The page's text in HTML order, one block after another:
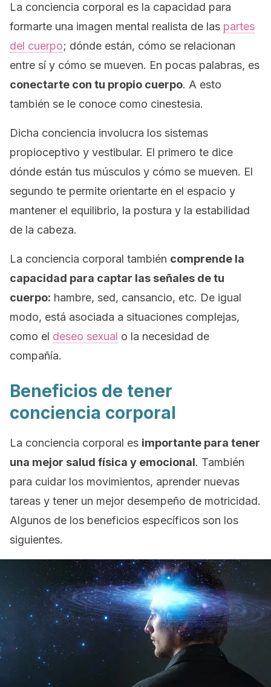
La conciencia corporal es la capacidad para
formarte una imagen mental realista de las partes
del cuerpo; dónde están, cómo se relacionan
entre sí y cómo se mueven. En pocas palabras, es
conectarte con tu propio cuerpo. A esto
también se le conoce como cinestesia.
Dicha conciencia involucra los sistemas
propioceptivo y vestibular. El primero te dice
dónde están tus músculos y cómo se mueven. El
segundo te permite orientarte en el espacio y
mantener el equilibrio, la postura y la estabilidad
de la cabeza.
La conciencia corporal también comprende la
capacidad para captar las señales de tu
cuerpo: hambre, sed, cansancio, etc. De igual
modo, está asociada a situaciones complejas,
como el deseo sexual o la necesidad de
compañía.
Beneficios de tener
conciencia corporal
La conciencia corporal es importante para tener
una mejor salud física y emocional. También
para cuidar los movimientos, aprender nuevas
tareas y tener un mejor desempeño de motricidad.
Algunos de los beneficios específicos son los
siguientes.